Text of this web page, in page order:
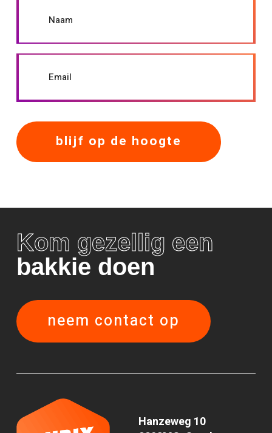
Kom gezellig een
bakkie doen
neem contact op
Hanzeweg 10